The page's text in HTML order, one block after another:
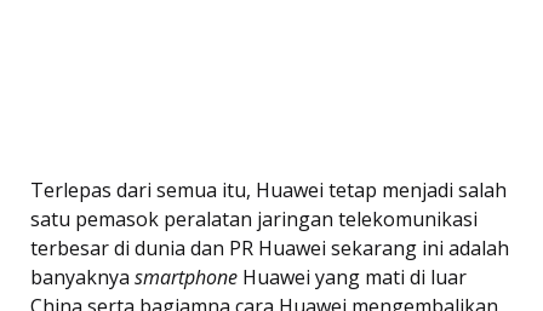
Terlepas dari semua itu, Huawei tetap menjadi salah
satu pemasok peralatan jaringan telekomunikasi
terbesar di dunia dan PR Huawei sekarang ini adalah
banyaknya smartphone Huawei yang mati di luar